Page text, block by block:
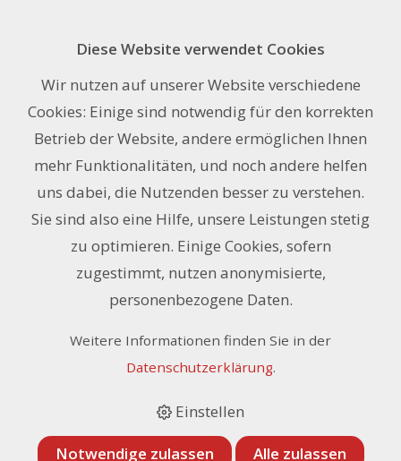
0.00
exkl. 8.1% MwSt.
Art. Nr STM.24
Auf Anfrage
Anfrage zu diesem Artikel ›
Zuletzt gesehen
Diese Website verwendet Cookies
Wir nutzen auf unserer Website verschiedene
Cookies: Einige sind notwendig für den korrekten
Betrieb der Website, andere ermöglichen Ihnen
mehr Funktionalitäten, und noch andere helfen
uns dabei, die Nutzenden besser zu verstehen.
Sie sind also eine Hilfe, unsere Leistungen stetig
zu optimieren. Einige Cookies, sofern
zugestimmt, nutzen anonymisierte,
personenbezogene Daten.
Weitere Informationen finden Sie in der
Datenschutzerklärung.
Einstellen
Notwendige zulassen Alle zulassen